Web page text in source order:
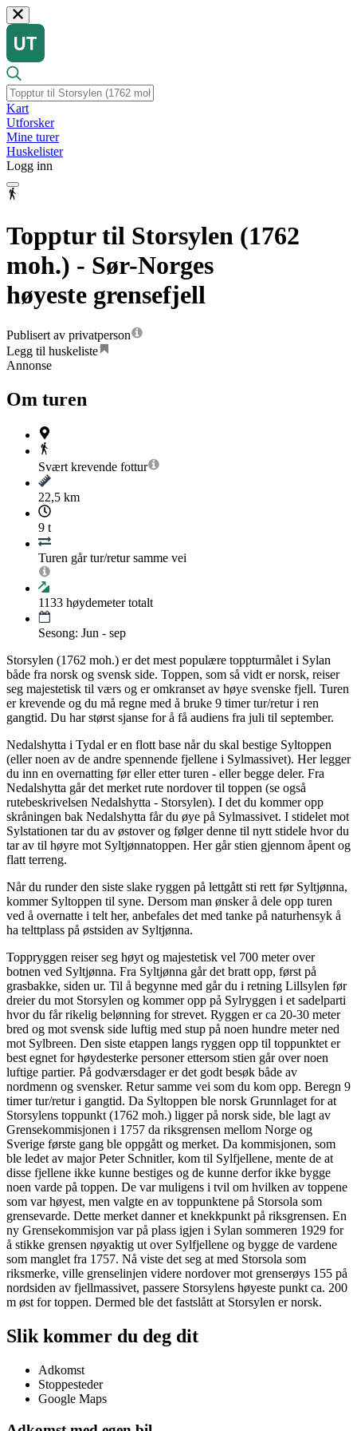
Kart
Utforsker
Mine turer
Huskelister
Logg inn
Topptur til Storsylen (1762
moh.) - Sør-Norges
høyeste grensefjell
Publisert av privatperson
Legg til huskeliste
Annonse
Om turen
Svært krevende fottur
22,5 km
9 t
Turen går tur/retur samme vei
1133 høydemeter totalt
Sesong: Jun - sep
Storsylen (1762 moh.) er det mest populære toppturmålet i Sylan
både fra norsk og svensk side. Toppen, som så vidt er norsk, reiser
seg majestetisk til værs og er omkranset av høye svenske fjell. Turen
er krevende og du må regne med å bruke 9 timer tur/retur i ren
gangtid. Du har størst sjanse for å få audiens fra juli til september.
Nedalshytta i Tydal er en flott base når du skal bestige Syltoppen
(eller noen av de andre spennende fjellene i Sylmassivet). Her legger
du inn en overnatting før eller etter turen - eller begge deler. Fra
Nedalshytta går det merket rute nordover til toppen (se også
rutebeskrivelsen Nedalshytta - Storsylen). I det du kommer opp
skråningen bak Nedalshytta får du øye på Sylmassivet. I stidelet mot
Sylstationen tar du av østover og følger denne til nytt stidele hvor du
tar av til høyre mot Syltjønnatoppen. Her går stien gjennom åpent og
flatt terreng.
Når du runder den siste slake ryggen på lettgått sti rett før Syltjønna,
kommer Syltoppen til syne. Dersom man ønsker å dele opp turen
ved å overnatte i telt her, anbefales det med tanke på naturhensyk å
ha telttplass på østsiden av Syltjønna.
Toppryggen reiser seg høyt og majestetisk vel 700 meter over
botnen ved Syltjønna. Fra Syltjønna går det bratt opp, først på
grasbakke, siden ur. Til å begynne med går du i retning Lillsylen før
dreier du mot Storsylen og kommer opp på Sylryggen i et sadelparti
hvor du får rikelig belønning for strevet. Ryggen er ca 20-30 meter
bred og mot svensk side luftig med stup på noen hundre meter ned
mot Sylbreen. Den siste etappen langs ryggen opp til toppunktet er
best egnet for høydesterke personer ettersom stien går over noen
luftige partier. På godværsdager er det godt besøk både av
nordmenn og svensker. Retur samme vei som du kom opp. Beregn 9
timer tur/retur i gangtid. Da Syltoppen ble norsk Grunnlaget for at
Storsylens toppunkt (1762 moh.) ligger på norsk side, ble lagt av
Grensekommisjonen i 1757 da riksgrensen mellom Norge og
Sverige første gang ble oppgått og merket. Da kommisjonen, som
ble ledet av major Peter Schnitler, kom til Sylfjellene, mente de at
disse fjellene ikke kunne bestiges og de kunne derfor ikke bygge
noen varde på toppen. De var muligens i tvil om hvilken av toppene
som var høyest, men valgte en av toppunktene på Storsola som
grensevarde. Dette merket danner et knekkpunkt på riksgrensen. En
ny Grensekommisjon var på plass igjen i Sylan sommeren 1929 for
å stikke grensen nøyaktig ut over Sylfjellene og bygge de vardene
som manglet fra 1757. Nå viste det seg at med Storsola som
riksmerke, ville grenselinjen videre nordover mot grenserøys 155 på
nordsiden av fjellmassivet, passere Storsylens høyeste punkt ca. 200
m øst for toppen. Dermed ble det fastslått at Storsylen er norsk.
Slik kommer du deg dit
Adkomst
Stoppesteder
Google Maps